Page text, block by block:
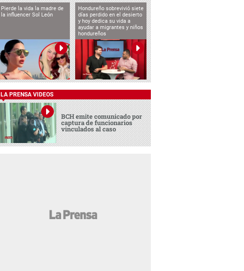
Pierde la vida la madre de
la influencer Sol León
Hondureño sobrevivió siete
días perdido en el desierto
y hoy dedica su vida a
ayudar a migrantes y niños
hondureños
LA PRENSA VIDEOS
BCH emite comunicado por
captura de funcionarios
vinculados al caso